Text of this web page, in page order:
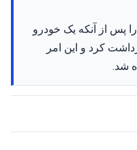
پس از آنکه یک خودرو
کرد و این امر
شد.